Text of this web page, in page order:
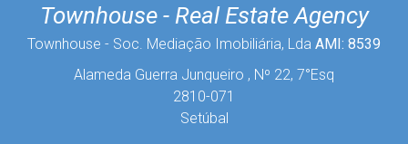
Townhouse - Real Estate Agency
Townhouse - Soc. Mediação Imobiliária, Lda AMI: 8539
Alameda Guerra Junqueiro , Nº 22, 7°Esq
2810-071
Setúbal